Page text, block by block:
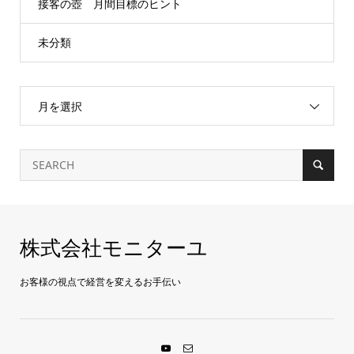
接客の壺 月間目標のヒント
未分類
月を選択
株式会社モニターユ
お客様の視点で経営を変えるお手伝い